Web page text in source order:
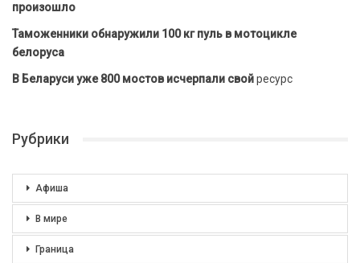
произошло
Таможенники обнаружили 100 кг пуль в мотоцикле
белоруса
В Беларуси уже 800 мостов исчерпали свойресурс
Рубрики
Афиша
В мире
Граница